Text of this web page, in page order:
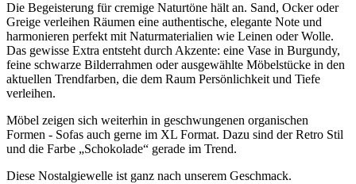
Die Begeisterung für cremige Naturtöne hält an. Sand, Ocker oder
Greige verleihen Räumen eine authentische, elegante Note und
harmonieren perfekt mit Naturmaterialien wie Leinen oder Wolle.
Das gewisse Extra entsteht durch Akzente: eine Vase in Burgundy,
feine schwarze Bilderrahmen oder ausgewählte Möbelstücke in den
aktuellen Trendfarben, die dem Raum Persönlichkeit und Tiefe
verleihen.
Möbel zeigen sich weiterhin in geschwungenen organischen
Formen - Sofas auch gerne im XL Format. Dazu sind der Retro Stil
und die Farbe „Schokolade“ gerade im Trend.
Diese Nostalgiewelle ist ganz nach unserem Geschmack.